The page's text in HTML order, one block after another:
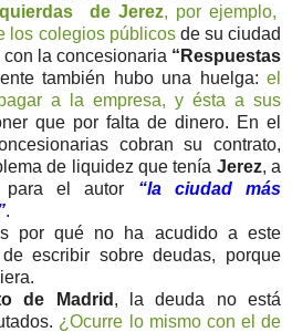
de Jerez, por ejemplo,
los colegios públicosde su ciudad
la concesionaria “Respuestas
también hubo una huelga: el
a la empresa, y ésta a sus
que por falta de dinero. En el
cobran su contrato,
de liquidez que tenía Jerez, a
para el autor “la ciudad más
.
por qué no ha acudido a este
escribir sobre deudas, porque
de Madrid , la deuda no está
¿Ocurre lo mismo con el de